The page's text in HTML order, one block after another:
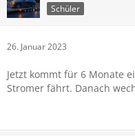
Schüler
26. Januar 2023
Jetzt kommt für 6 Monate
Stromer fährt. Danach